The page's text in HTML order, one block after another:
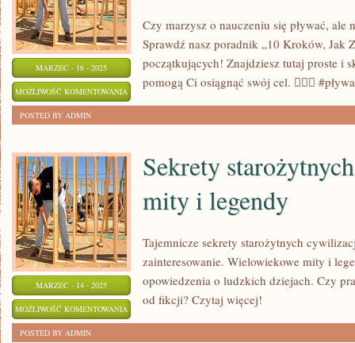
MARZEC - 16 - 2025
MOŻLIWOŚĆ KOMENTOWANIA
ZACZĄĆ
PŁYWAĆ:
ZOSTAŁA WYŁĄCZONA
Czy marzysz o nauczeniu się pływać, ale
Sprawdź nasz poradnik „10 Kroków, Jak
początkujących! Znajdziesz tutaj proste i
pomogą Ci osiągnąć swój cel. 🏊‍♂️💪
POSTED BY ADMIN
MARZEC - 14 - 2025
MOŻLIWOŚĆ KOMENTOWANIA
ZOSTAŁA WYŁĄCZONA
Sekrety
mity i legendy
Tajemnicze sekrety starożytnych
zainteresowanie. Wielowiekowe mity i
opowiedzenia o ludzkich dziejach. Czy
od fikcji? Czytaj więcej!
POSTED BY ADMIN